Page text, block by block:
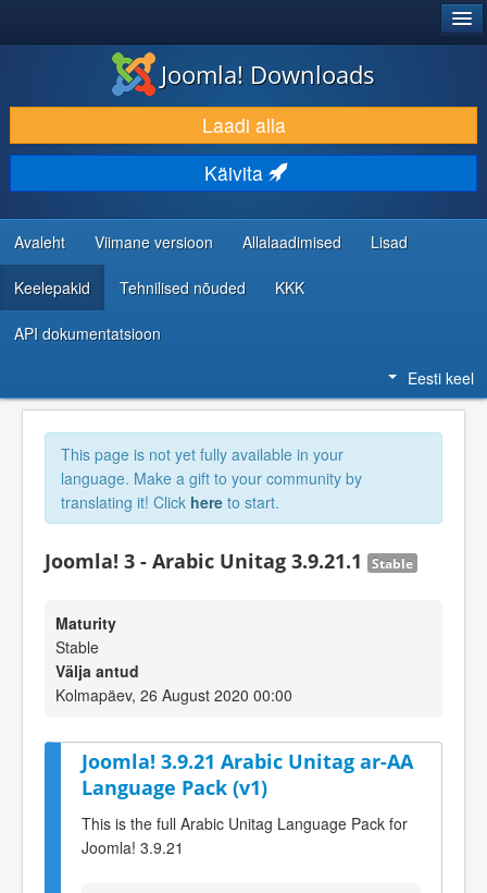
LAADI ALLA JA LAIENDA
AVASTA JA ÕPI
KOGUKOND JA KASUTAJATUGI
RESSURSID ARENDAJATELE
Joomla! Downloads
Laadi alla
Käivita
Avaleht Viimane versioon Allalaadimised Lisad
Keelepakid Tehnilised nõuded KKK
API dokumentatsioon
Eesti keel
This page is not yet fully available in your
language. Make a gift to your community by
translating it! Click here to start.
Joomla! 3 - Arabic Unitag 3.9.21.1 Stable
Maturity
Stable
Välja antud
Kolmapäev, 26 August 2020 00:00
Joomla! 3.9.21 Arabic Unitag ar-AA
Language Pack (v1)
This is the full Arabic Unitag Language Pack for
Joomla! 3.9.21